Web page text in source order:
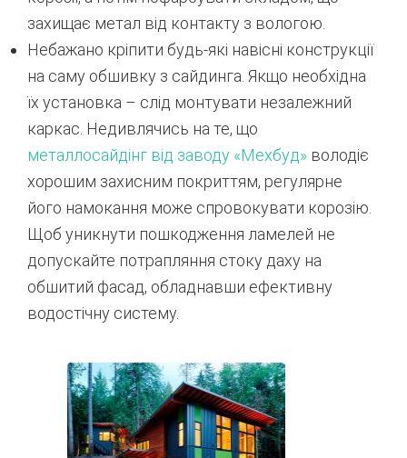
захищає метал від контакту з вологою.
Небажано кріпити будь-які навісні конструкції
на саму обшивку з сайдинга. Якщо необхідна
їх установка – слід монтувати незалежний
каркас. Недивлячись на те, що
металлосайдінг від заводу «Мехбуд» володіє
хорошим захисним покриттям, регулярне
його намокання може спровокувати корозію.
Щоб уникнути пошкодження ламелей не
допускайте потрапляння стоку даху на
обшитий фасад, обладнавши ефективну
водостічну систему.